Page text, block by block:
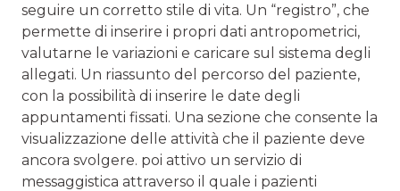
seguire un corretto stile di vita. Un “registro”, che
permette di inserire i propri dati antropometrici,
valutarne le variazioni e caricare sul sistema degli
allegati. Un riassunto del percorso del paziente,
con la possibilità di inserire le date degli
appuntamenti fissati. Una sezione che consente la
visualizzazione delle attività che il paziente deve
ancora svolgere. poi attivo un servizio di
messaggistica attraverso il quale i pazienti